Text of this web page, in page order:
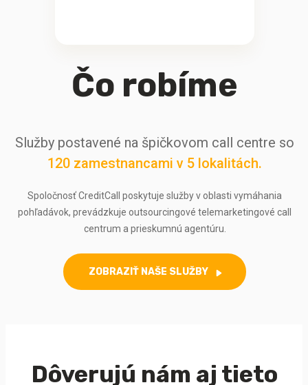
Čo robíme
Služby postavené na špičkovom call centre so
120 zamestnancami v 5 lokalitách.
Spoločnosť CreditCall poskytuje služby v oblasti vymáhania
pohľadávok, prevádzkuje outsourcingové telemarketingové call
centrum a prieskumnú agentúru.
ZOBRAZIŤ NAŠE SLUŽBY
Dôverujú nám aj tieto